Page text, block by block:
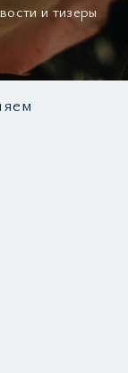
и тизеры